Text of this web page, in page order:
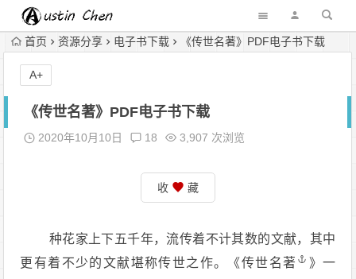
首页 资源分享 电子书下载 《传世名著》PDF电子书下载
《传世名著》PDF电子书下载
2020年10月10日 18 3,907 次浏览
收 藏
种花家上下五千年，流传着不计其数的文献，其中
更有着不少的文献堪称传世之作。《传世名著
》一
A+